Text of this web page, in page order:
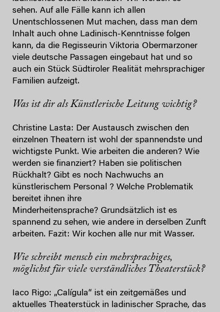
sehen. Auf alle Fälle kann ich allen
Unentschlossenen Mut machen, dass man dem
Inhalt auch ohne Ladinisch-Kenntnisse folgen
kann, da die Regisseurin Viktoria Obermarzoner
viele deutsche Passagen eingebaut hat und so
auch ein Stück Südtiroler Realität mehrsprachiger
Familien aufzeigt.
Was ist dir als Künstlerische Leitung wichtig?
Christine Lasta: Der Austausch zwischen den
einzelnen Theatern ist wohl der spannendste und
wichtigste Punkt. Wie arbeiten die anderen? Wie
werden sie finanziert? Haben sie politischen
Rückhalt? Gibt es noch Nachwuchs an
künstlerischem Personal ? Welche Problematik
bereitet ihnen ihre
Minderheitensprache? Grundsätzlich ist es
spannend zu sehen, wie andere in derselben Zunft
arbeiten. Fazit: Wir kochen alle nur mit Wasser.
Wie schreibt mensch ein mehrsprachiges,
möglichst für viele verständliches Theaterstück?
Iaco Rigo: „Calígula“ ist ein zeitgemäßes und
aktuelles Theaterstück in ladinischer Sprache, das